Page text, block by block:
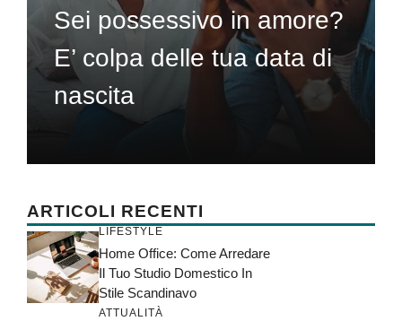
Sei possessivo in amore?
E’ colpa delle tua data di
nascita
ARTICOLI RECENTI
LIFESTYLE
Home Office: Come Arredare
Il Tuo Studio Domestico In
Stile Scandinavo
ATTUALITÀ